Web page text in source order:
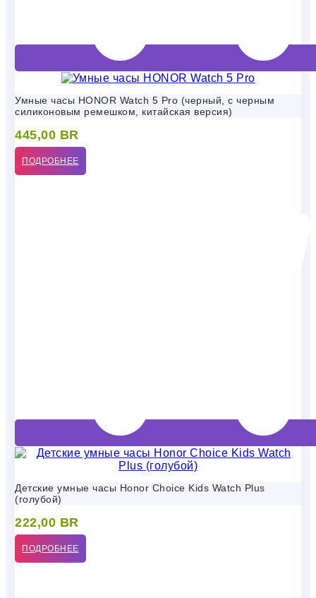
Умные часы HONOR Watch 5 Pro (черный, с черным
силиконовым ремешком, китайская версия)
445,00 BR
ПОДРОБНЕЕ
Детские умные часы Honor Choice Kids Watch Plus
(голубой)
222,00 BR
ПОДРОБНЕЕ